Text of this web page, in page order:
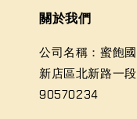
關於我們
公司名稱：蜜飽
新店區北新路一
90570234